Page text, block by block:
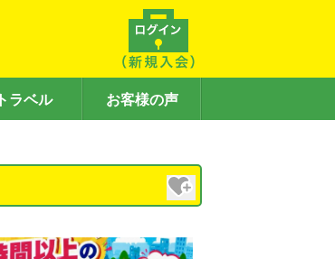
トラベル お客様の声